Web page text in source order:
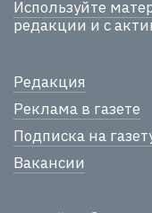
Используйте
редакции и с
Редакция
Реклама в газете
Подписка на
Вакансии